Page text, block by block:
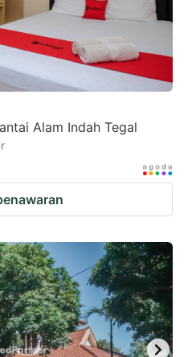
Alam Indah Tegal